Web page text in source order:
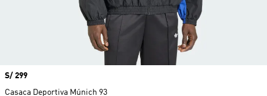
Precio
S/ 299
Casaca Deportiva Múnich 93